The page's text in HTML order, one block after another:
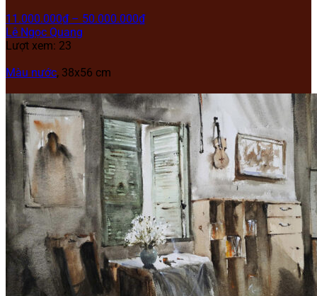
11.000.000₫ – 50.000.000₫
Lê Ngọc Quang
Lượt xem: 23
Màu nước, 38x56 cm